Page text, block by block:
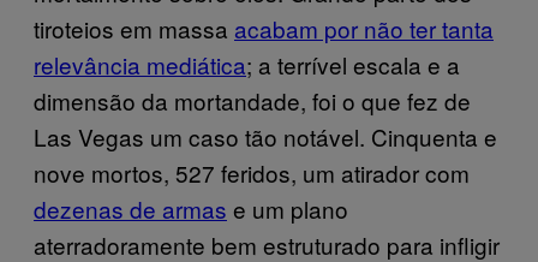
tiroteios em massa acabam por não ter tanta
relevância mediática; a terrível escala e a
dimensão da mortandade, foi o que fez de
Las Vegas um caso tão notável. Cinquenta e
nove mortos, 527 feridos, um atirador com
dezenas de armas e um plano
aterradoramente bem estruturado para infligir